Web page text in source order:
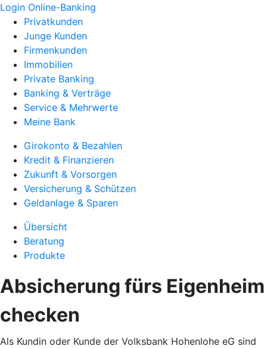
Login Online-Banking
Privatkunden
Junge Kunden
Firmenkunden
Immobilien
Private Banking
Banking & Verträge
Service & Mehrwerte
Meine Bank
Girokonto & Bezahlen
Kredit & Finanzieren
Zukunft & Vorsorgen
Versicherung & Schützen
Geldanlage & Sparen
Übersicht
Beratung
Produkte
Absicherung fürs Eigenheim
checken
Als Kundin oder Kunde der Volksbank Hohenlohe eG sind